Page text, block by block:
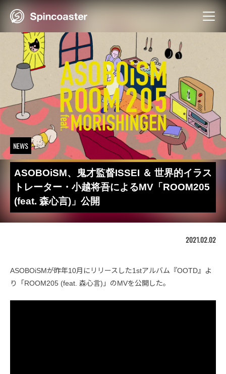
Skip
NEWS
ASOBOiSM、鬼才監督ISSEI ＆ 世界的イラス
トレーター・小越将吾によるMV「ROOM205
(feat. 森心言)」公開
2021.02.02
ASOBOiSMが昨年10月にリリースした1stアルバム『OOTD』よ
り「ROOM205 (feat. 森心言)」のMVを公開した。